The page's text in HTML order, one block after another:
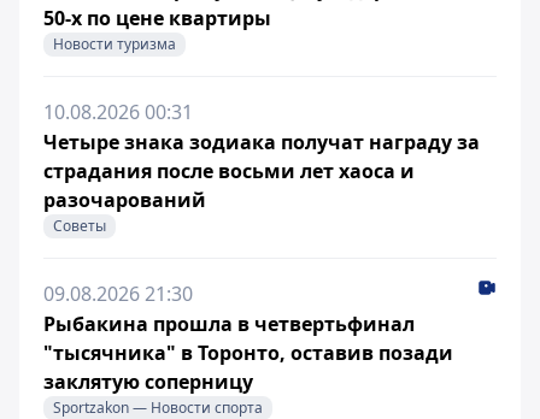
50-х по цене квартиры
Новости туризма
10.08.2026 00:31
Четыре знака зодиака получат награду за
страдания после восьми лет хаоса и
разочарований
Советы
09.08.2026 21:30
Рыбакина прошла в четвертьфинал
"тысячника" в Торонто, оставив позади
заклятую соперницу
Sportzakon — Новости спорта